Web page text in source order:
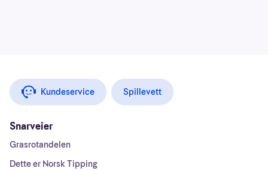
Kundeservice Spillevett
Snarveier
Grasrotandelen
Dette er Norsk Tipping